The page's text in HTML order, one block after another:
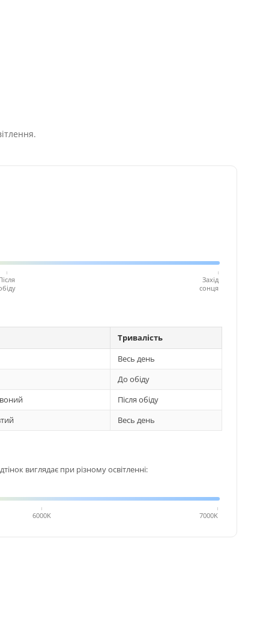
Захід
сонця
Тривалість
Весь день
До обіду
Після обіду
Весь день
виглядає при різному освітленні:
6000K 7000K